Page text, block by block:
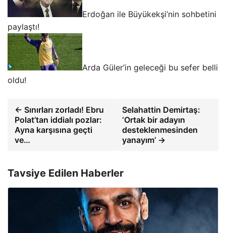
Erdoğan ile Büyükekşi’nin sohbetini
paylaştı!
Arda Güler’in geleceği bu sefer belli
oldu!
← Sınırları zorladı! Ebru
Polat’tan iddialı pozlar:
Ayna karşısına geçti
ve…
Selahattin Demirtaş:
‘Ortak bir adayın
desteklenmesinden
yanayım’ →
Tavsiye Edilen Haberler